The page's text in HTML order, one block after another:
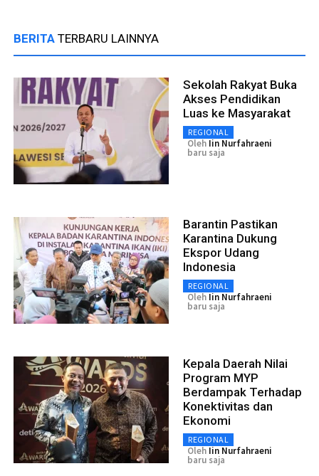
BERITA TERBARU LAINNYA
Sekolah Rakyat Buka
Akses Pendidikan
Luas ke Masyarakat
REGIONAL
Oleh Iin Nurfahraeni
baru saja
Barantin Pastikan
Karantina Dukung
Ekspor Udang
Indonesia
REGIONAL
Oleh Iin Nurfahraeni
baru saja
Kepala Daerah Nilai
Program MYP
Berdampak Terhadap
Konektivitas dan
Ekonomi
REGIONAL
Oleh Iin Nurfahraeni
baru saja